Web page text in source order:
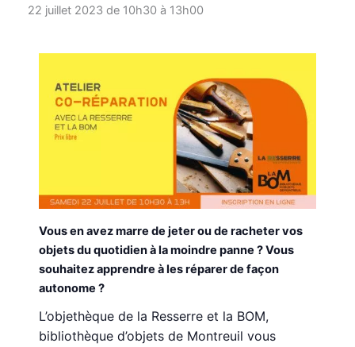
22 juillet 2023 de 10h30à 13h00
Vous en avez marre de jeter ou de racheter vos
objets du quotidien à la moindre panne ? Vous
souhaitez apprendre à les réparer de façon
autonome ?
L’objethèque de la Resserre et la BOM,
bibliothèque d’objets de Montreuil vous